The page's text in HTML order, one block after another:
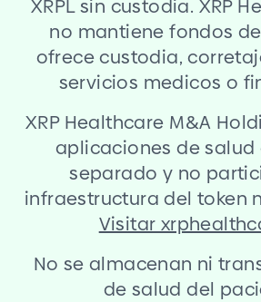
XRPL sin custodia. XRP
no mantiene fondos
ofrece custodia,
servicios medicos o
XRP Healthcare M&A
aplicaciones de salud
separado y no
infraestructura del token
Visitar
No se almacenan ni
de salud del